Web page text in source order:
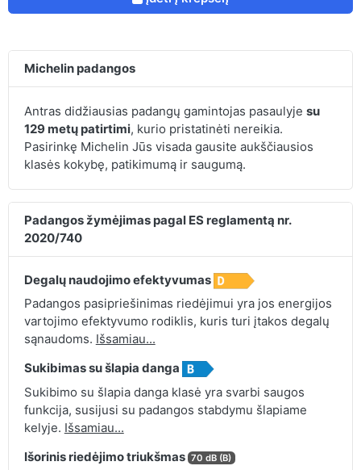
Michelin padangos
Antras didžiausias padangų gamintojas pasaulyje su
129 metų patirtimi, kurio pristatinėti nereikia.
Pasirinkę Michelin Jūs visada gausite aukščiausios
klasės kokybę, patikimumą ir saugumą.
Padangos žymėjimas pagal ES reglamentą nr.
2020/740
Degalų naudojimo efektyvumas
Padangos pasipriešinimas riedėjimui yra jos energijos
vartojimo efektyvumo rodiklis, kuris turi įtakos degalų
sąnaudoms. Išsamiau...
Sukibimas su šlapia danga
Sukibimo su šlapia danga klasė yra svarbi saugos
funkcija, susijusi su padangos stabdymu šlapiame
kelyje. Išsamiau...
Išorinis riedėjimo triukšmas 70 dB (B)